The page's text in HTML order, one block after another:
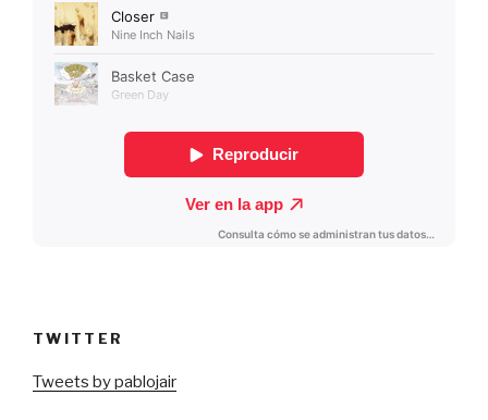
TWITTER
Tweets by pablojair